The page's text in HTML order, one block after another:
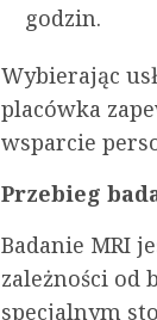
godzin.
Wybierając
placówka
wsparcie
Przebieg
Badanie MRI
zależności od
specjalnym